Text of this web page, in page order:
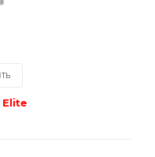
Elite